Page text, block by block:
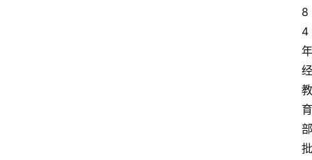
8
4
年
经
教
育
部
批